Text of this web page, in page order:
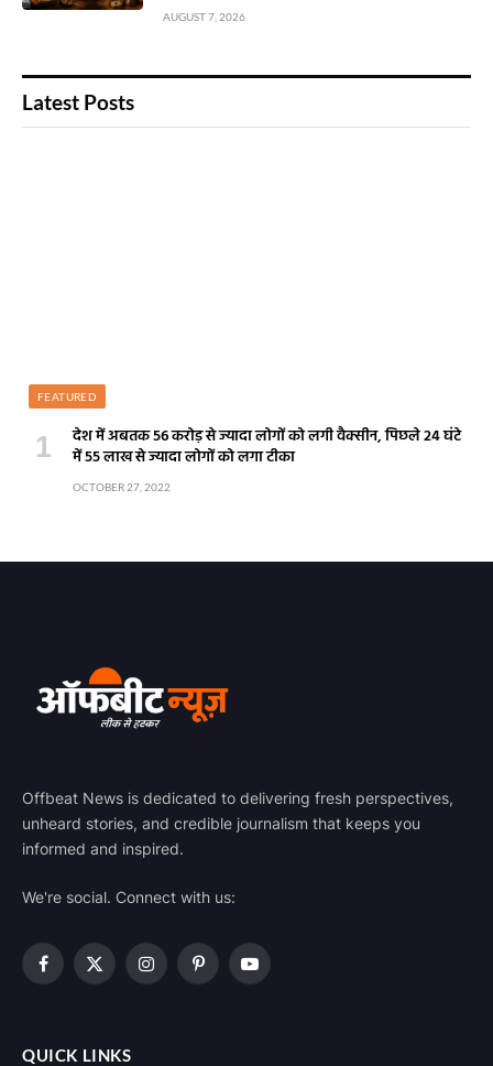
AUGUST 7, 2026
Latest Posts
FEATURED
देश में अबतक 56 करोड़ से ज्यादा लोगों को लगी वैक्सीन, पिछले 24 घंटे
में 55 लाख से ज्यादा लोगों को लगा टीका
OCTOBER 27, 2022
Offbeat News is dedicated to delivering fresh perspectives,
unheard stories, and credible journalism that keeps you
informed and inspired.
We're social. Connect with us:
Facebook
X
InstagramPinterestYouTube
QUICK LINKS